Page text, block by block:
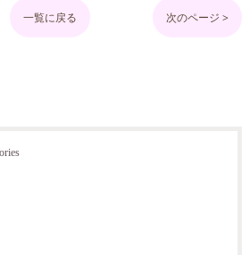
一覧に戻る 次のページ >